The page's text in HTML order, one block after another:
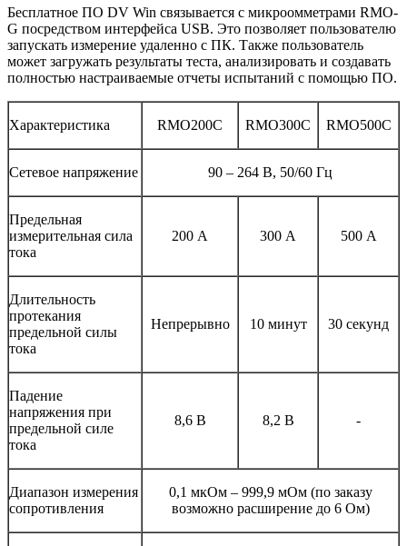
Бесплатное ПО DV Win связывается с микроомметрами RMO-
G посредством интерфейса USB. Это позволяет пользователю
запускать измерение удаленно с ПК. Также пользователь
может загружать результаты теста, анализировать и создавать
полностью настраиваемые отчеты испытаний с помощью ПО.
Характеристика RMO200C RMO300C RMO500C
Сетевое напряжение 90 – 264 В, 50/60 Гц
Предельная
измерительная сила
тока
200 А 300 А 500 А
Длительность
протекания
предельной силы
тока
Непрерывно 10 минут 30 секунд
Падение
напряжения при
предельной силе
тока
8,6 В 8,2 В -
Диапазон измерения
сопротивления
0,1 мкОм – 999,9 мОм (по заказу
возможно расширение до 6 Ом)